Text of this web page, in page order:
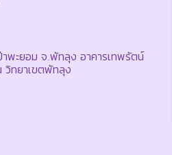
พะยอม จ.พัทลุง อาคารเทพรัตน์
ทยาเขตพัทลุง